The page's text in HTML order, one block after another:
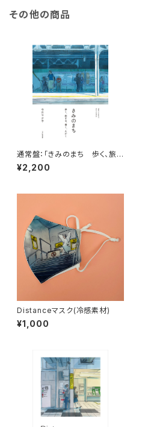
その他の商品
通常盤：「きみのまち 歩く、旅す
る、書く、えがく」
¥2,200
Distanceマスク(冷感素材)
¥1,000